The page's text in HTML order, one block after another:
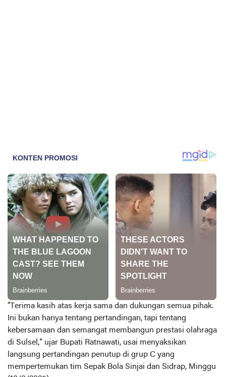
“Terima kasih atas kerja sama dan dukungan semua pihak.
Ini bukan hanya tentang pertandingan, tapi tentang
kebersamaan dan semangat membangun prestasi olahraga
di Sulsel,” ujar Bupati Ratnawati, usai menyaksikan
langsung pertandingan penutup di grup C yang
mempertemukan tim Sepak Bola Sinjai dan Sidrap, Minggu